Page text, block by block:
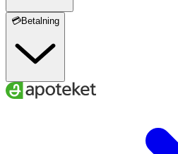
💳Betalning